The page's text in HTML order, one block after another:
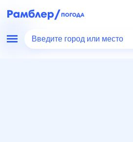
Введите город или место